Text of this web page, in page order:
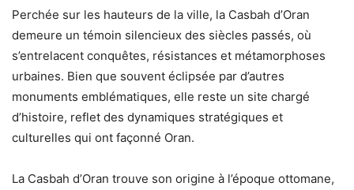
Perchée sur les hauteurs de la ville, la Casbah d’Oran
demeure un témoin silencieux des siècles passés, où
s’entrelacent conquêtes, résistances et métamorphoses
urbaines. Bien que souvent éclipsée par d’autres
monuments emblématiques, elle reste un site chargé
d’histoire, reflet des dynamiques stratégiques et
culturelles qui ont façonné Oran.
La Casbah d’Oran trouve son origine à l’époque ottomane,